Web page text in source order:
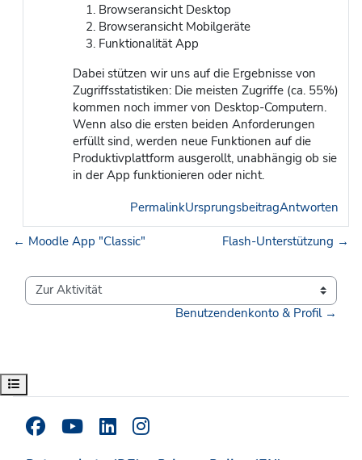
Kursindex öffnen
Browseransicht Desktop
Browseransicht Mobilgeräte
Funktionalität App
Dabei stützen wir uns auf die Ergebnisse von
Zugriffsstatistiken: Die meisten Zugriffe (ca. 55%)
kommen noch immer von Desktop-Computern.
Wenn also die ersten beiden Anforderungen
erfüllt sind, werden neue Funktionen auf die
Produktivplattform ausgerollt, unabhängig ob sie
in der App funktionieren oder nicht.
PermalinkUrsprungsbeitragAntworten
← Moodle App "Classic" Flash-Unterstützung →
Zur Aktivität
Benutzendenkonto & Profil →